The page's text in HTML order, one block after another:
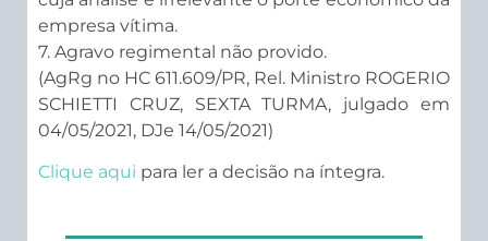
empresa vítima.
7. Agravo regimental não provido.
(AgRg no HC 611.609/PR, Rel. Ministro ROGERIO
SCHIETTI CRUZ, SEXTA TURMA, julgado em
04/05/2021, DJe 14/05/2021)
Clique aqui para ler a decisão na íntegra.